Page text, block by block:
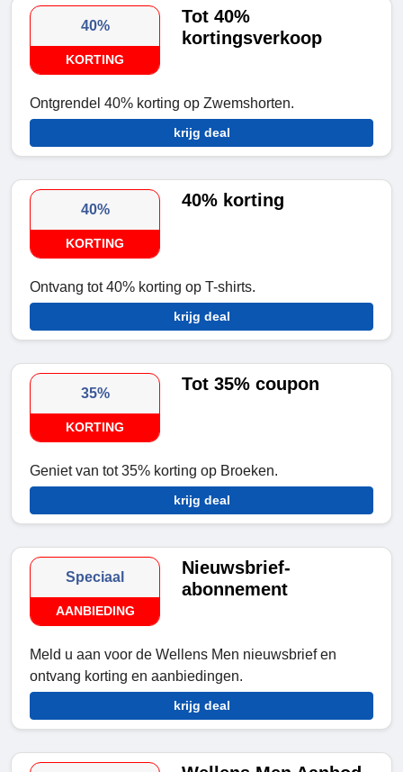
40%
KORTING
Tot 40%
kortingsverkoop
Ontgrendel 40% korting op Zwemshorten.
krijg deal
40%
KORTING
40% korting
Ontvang tot 40% korting op T-shirts.
krijg deal
35%
KORTING
Tot 35% coupon
Geniet van tot 35% korting op Broeken.
krijg deal
Speciaal
AANBIEDING
Nieuwsbrief-
abonnement
Meld u aan voor de Wellens Men nieuwsbrief en
ontvang korting en aanbiedingen.
krijg deal